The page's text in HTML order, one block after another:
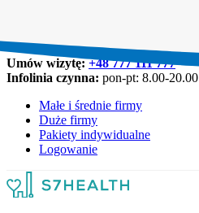
Umów wizytę:+48 777 111 777
Infolinia czynna: pon-pt: 8.00-20.00
Małe i średnie firmy
Duże firmy
Pakiety indywidualne
Logowanie